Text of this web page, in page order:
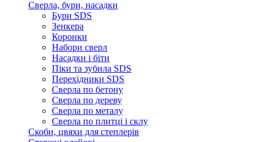
Сверла, бури, насадки
Бури SDS
Зенкера
Коронки
Набори сверл
Насадки і біти
Піки та зубила SDS
Перехідники SDS
Сверла по бетону
Сверла по дереву
Сверла по металу
Сверла по плитці і склу
Скоби, цвяхи для степлерів